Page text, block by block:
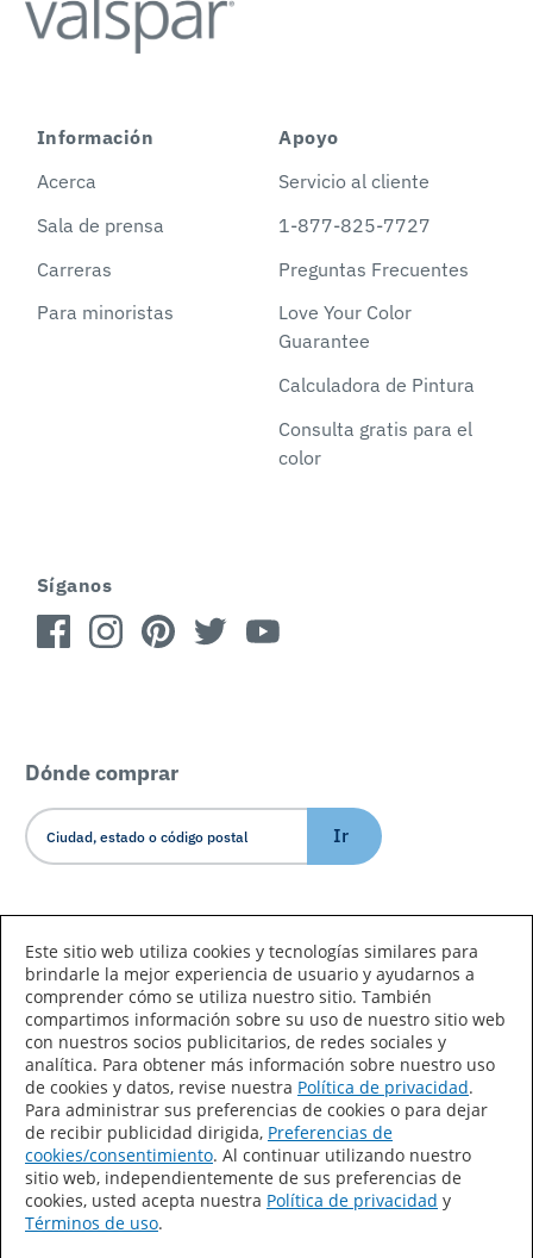
Información
Acerca
Sala de prensa
Carreras
Para minoristas
Apoyo
Servicio al cliente
1-877-825-7727
Preguntas Frecuentes
Love Your Color
Guarantee
Calculadora de Pintura
Consulta gratis para el
color
Síganos
Dónde comprar
Ir
Declaración de accesibilidad
Mapa del sitio
Términos de uso
Privacidad
Sus preferencias de privacidad
Ley de Cadenas de Suministro de California
Este sitio web utiliza cookies y tecnologías similares para
brindarle la mejor experiencia de usuario y ayudarnos a
comprender cómo se utiliza nuestro sitio. También
compartimos información sobre su uso de nuestro sitio web
con nuestros socios publicitarios, de redes sociales y
analítica. Para obtener más información sobre nuestro uso
de cookies y datos, revise nuestra Política de privacidad.
Para administrar sus preferencias de cookies o para dejar
de recibir publicidad dirigida, Preferencias de
cookies/consentimiento. Al continuar utilizando nuestro
sitio web, independientemente de sus preferencias de
cookies, usted acepta nuestra Política de privacidad y
Términos de uso.